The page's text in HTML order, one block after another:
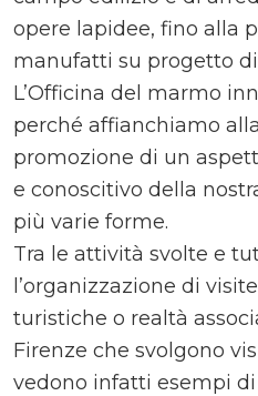
opere lapidee, fino alla
manufatti su progetto
L’Officina del marmo
perché affianchiamo
promozione di un
e conoscitivo della
più varie forme.
Tra le attività svolte e
l’organizzazione di
turistiche o realtà
Firenze che svolgono
vedono infatti esempi